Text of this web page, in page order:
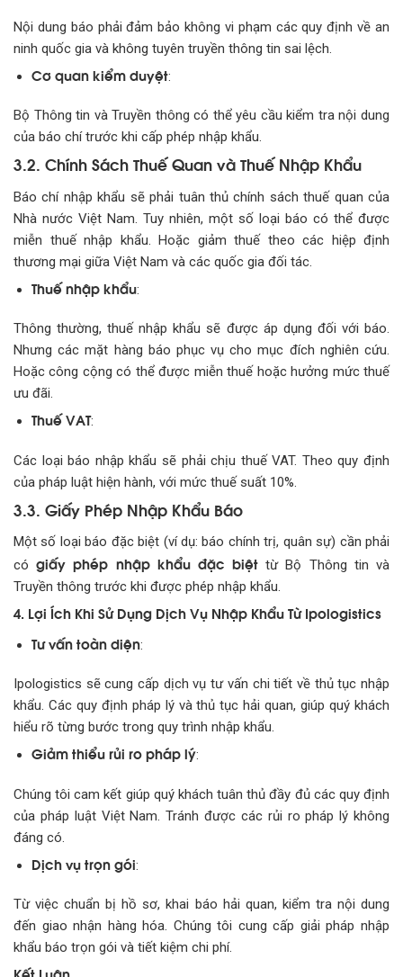
Nội dung báo phải đảm bảo không vi phạm các quy định về an
ninh quốc gia và không tuyên truyền thông tin sai lệch.
Cơ quan kiểm duyệt:
Bộ Thông tin và Truyền thông có thể yêu cầu kiểm tra nội dung
của báo chí trước khi cấp phép nhập khẩu.
3.2. Chính Sách Thuế Quan và Thuế Nhập Khẩu
Báo chí nhập khẩu sẽ phải tuân thủ chính sách thuế quan của
Nhà nước Việt Nam. Tuy nhiên, một số loại báo có thể được
miễn thuế nhập khẩu. Hoặc giảm thuế theo các hiệp định
thương mại giữa Việt Nam và các quốc gia đối tác.
Thuế nhập khẩu:
Thông thường, thuế nhập khẩu sẽ được áp dụng đối với báo.
Nhưng các mặt hàng báo phục vụ cho mục đích nghiên cứu.
Hoặc công cộng có thể được miễn thuế hoặc hưởng mức thuế
ưu đãi.
Thuế VAT:
Các loại báo nhập khẩu sẽ phải chịu thuế VAT. Theo quy định
của pháp luật hiện hành, với mức thuế suất 10%.
3.3. Giấy Phép Nhập Khẩu Báo
Một số loại báo đặc biệt (ví dụ: báo chính trị, quân sự) cần phải
cógiấy phép nhập khẩu đặc biệt từ Bộ Thông tin và
Truyền thông trước khi được phép nhập khẩu.
4. Lợi Ích Khi Sử Dụng Dịch Vụ Nhập Khẩu Từ Ipologistics
Tư vấn toàn diện:
Ipologistics sẽ cung cấp dịch vụ tư vấn chi tiết về thủ tục nhập
khẩu. Các quy định pháp lý và thủ tục hải quan, giúp quý khách
hiểu rõ từng bước trong quy trình nhập khẩu.
Giảm thiểu rủi ro pháp lý:
Chúng tôi cam kết giúp quý khách tuân thủ đầy đủ các quy định
của pháp luật Việt Nam. Tránh được các rủi ro pháp lý không
đáng có.
Dịch vụ trọn gói:
Từ việc chuẩn bị hồ sơ, khai báo hải quan, kiểm tra nội dung
đến giao nhận hàng hóa. Chúng tôi cung cấp giải pháp nhập
khẩu báo trọn gói và tiết kiệm chi phí.